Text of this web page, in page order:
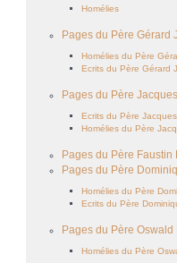
Homélies
Pages du Père Gérard
Homélies du Père
Ecrits du Père Gérard
Pages du Père
Ecrits du Père
Homélies du Père
Pages du Père Faustin
Pages du Père
Homélies du Père
Ecrits du Père
Pages du Père
Homélies du Père